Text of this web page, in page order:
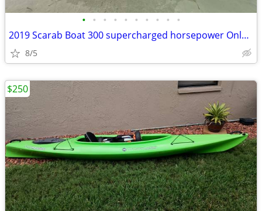
• • • • • • • • • •
2019 Scarab Boat 300 supercharged horsepower Only 67 hours
8/5
$250